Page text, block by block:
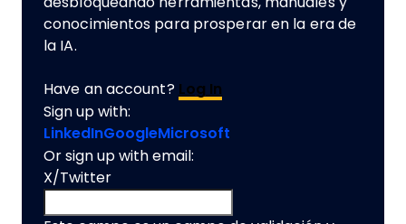
conocimientos para prosperar en la era de
la IA.
Have an account? Log In
Sign up with:
LinkedInGoogleMicrosoft
Or sign up with email:
X/Twitter